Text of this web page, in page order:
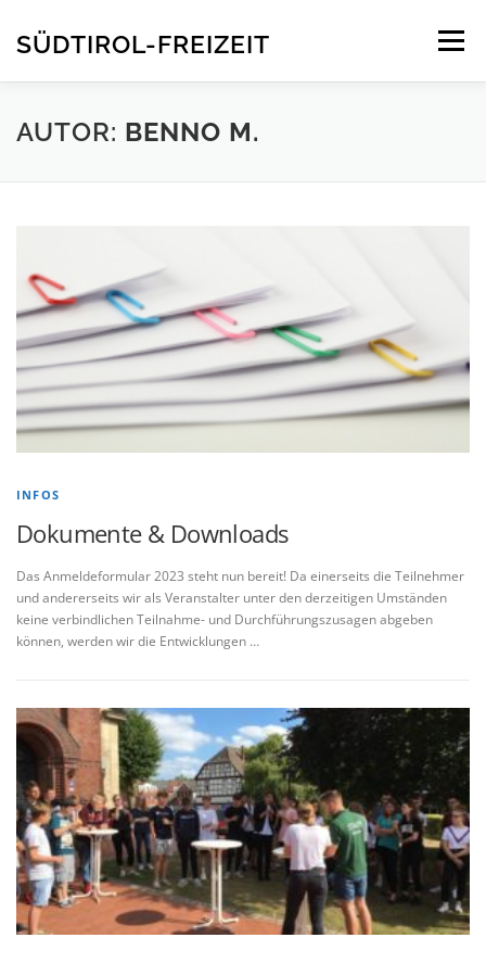
InhaltSÜDTIROL-FREIZEIT Menü
STARTSEITE INFOS
AUTOR: BENNO M.
INFOS
Dokumente & Downloads
Das Anmeldeformular 2023 steht nun bereit! Da einerseits die Teilnehmer
und andererseits wir als Veranstalter unter den derzeitigen Umständen
keine verbindlichen Teilnahme- und Durchführungszusagen abgeben
können, werden wir die Entwicklungen …